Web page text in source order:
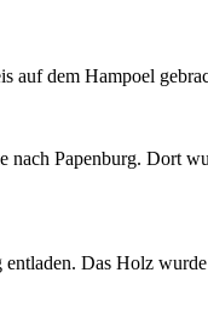
auf dem Hampoel
nach Papenburg.
Das Holz